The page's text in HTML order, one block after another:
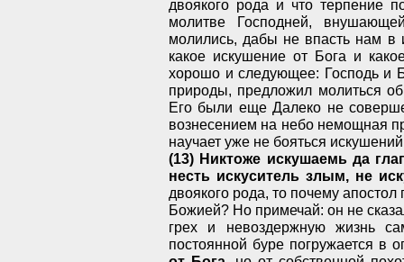
двоякого рода и что терпение
молитве Господней,
молились, дабы не впасть нам в
какое искушение от Бога и
хорошо и следующее: Господь и
природы, предложил молиться
Его были еще Далеко не
вознесением на небо немощная
научает уже не бояться
(13) Никтоже искушаемь да
несть искуситель злым, не
двоякого рода, то почему
Божией? Но примечай: он не
грех и невоздержную жизнь
постоянной буре погружается в